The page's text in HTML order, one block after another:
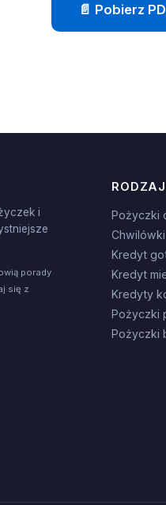
📄 Pobierz
i
porady
się z
Pożyczki
Chwilówki
Kredyt
Kredyt
Kredyty
Pożyczki
Pożyczki